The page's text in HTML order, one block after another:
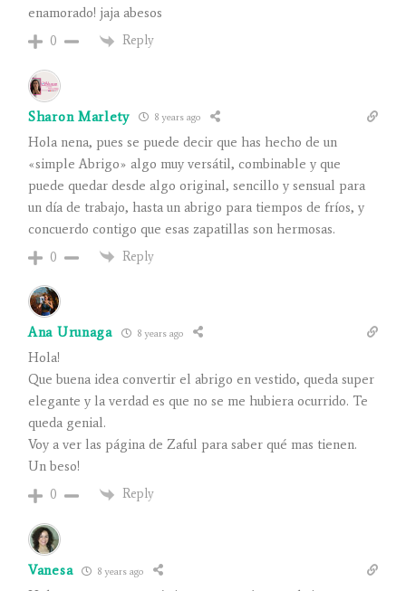
enamorado! jaja abesos
0 Reply
Sharon Marlety 8 years ago
Hola nena, pues se puede decir que has hecho de un
«simple Abrigo» algo muy versátil, combinable y que
puede quedar desde algo original, sencillo y sensual para
un día de trabajo, hasta un abrigo para tiempos de fríos, y
concuerdo contigo que esas zapatillas son hermosas.
0 Reply
Ana Urunaga 8 years ago
Hola!
Que buena idea convertir el abrigo en vestido, queda super
elegante y la verdad es que no se me hubiera ocurrido. Te
queda genial.
Voy a ver las página de Zaful para saber qué mas tienen.
Un beso!
0 Reply
Vanesa 8 years ago